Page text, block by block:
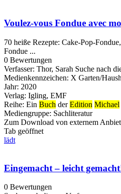
Voulez-vous Fondue avec
70 heiße Rezepte: Cake-Pop-
Fondue ...
0 Bewertungen
Verfasser: Thor, Sarah Suche nach
Medienkennzeichen: X Garten/
Jahr: 2020
Verlag: Igling, EMF
Reihe: Ein Buch derEdition Michael
Mediengruppe: Sachliteratur
Zum Download von externem
Tab geöffnet
lädt
Eingemacht – leicht
0 Bewertungen